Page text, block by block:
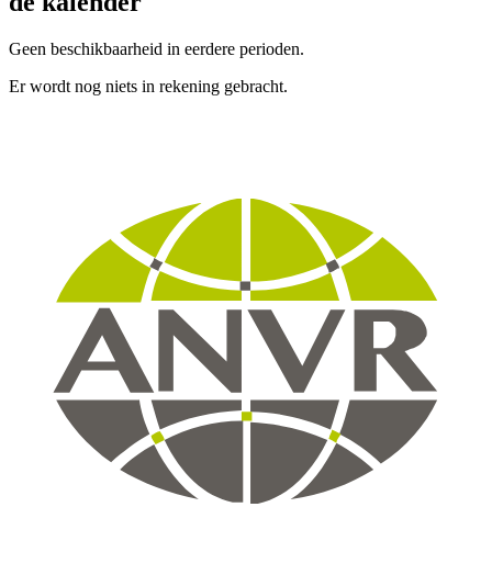
Geen beschikbaarheid in eerdere perioden.
Er wordt nog niets in rekening gebracht.